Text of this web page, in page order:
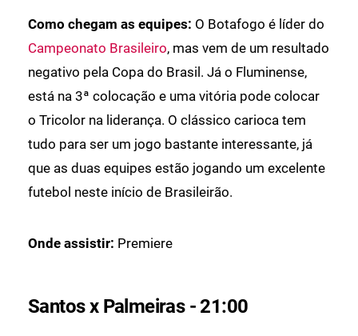
Como chegam as equipes: O Botafogo é líder do
Campeonato Brasileiro, mas vem de um resultado
negativo pela Copa do Brasil. Já o Fluminense,
está na 3ª colocação e uma vitória pode colocar
o Tricolor na liderança. O clássico carioca tem
tudo para ser um jogo bastante interessante, já
que as duas equipes estão jogando um excelente
futebol neste início de Brasileirão.
Onde assistir: Premiere
Santos x Palmeiras - 21:00